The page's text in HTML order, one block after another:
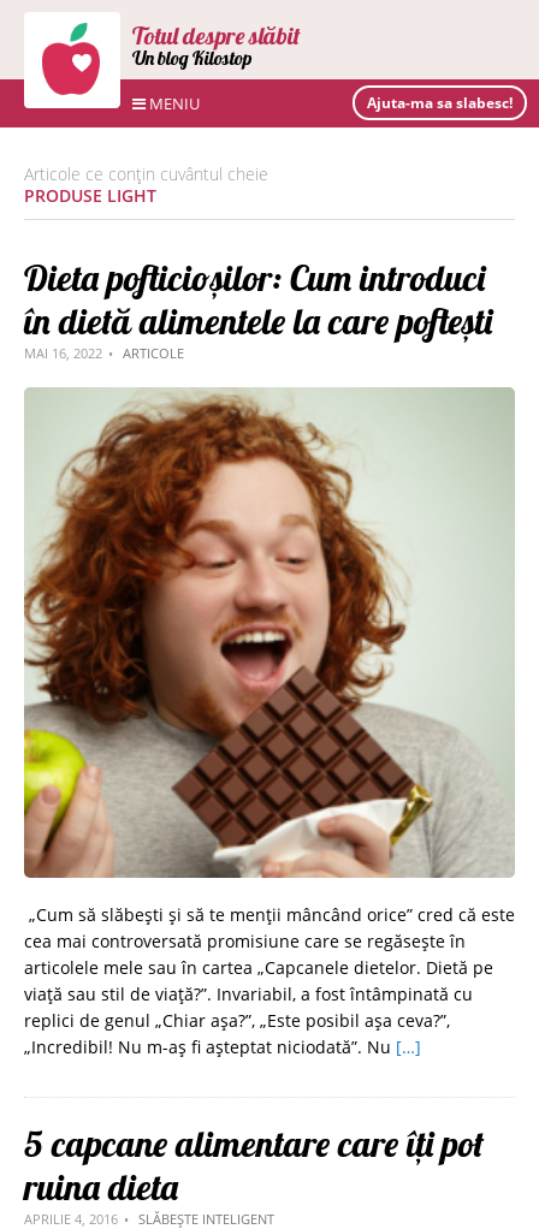
Totul despre slăbit
Un blog Kilostop
MENIU Ajuta-ma sa slabesc!
Articole ce conțin cuvântul cheie
PRODUSE LIGHT
Dieta pofticioșilor: Cum introduci
în dietă alimentele la care poftești
MAI 16, 2022 ARTICOLE
„Cum să slăbești și să te menții mâncând orice” cred că este
cea mai controversată promisiune care se regăsește în
articolele mele sau în cartea „Capcanele dietelor. Dietă pe
viață sau stil de viață?”. Invariabil, a fost întâmpinată cu
replici de genul „Chiar așa?”, „Este posibil așa ceva?”,
„Incredibil! Nu m-aș fi așteptat niciodată”. Nu […]
5 capcane alimentare care îți pot
ruina dieta
APRILIE 4, 2016 SLĂBEȘTE INTELIGENT